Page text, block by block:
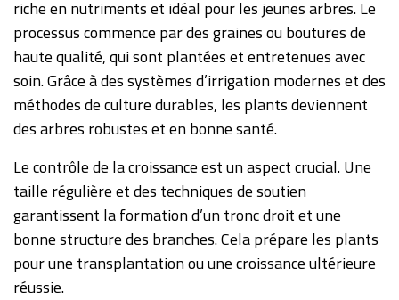
riche en nutriments et idéal pour les jeunes arbres. Le
processus commence par des graines ou boutures de
haute qualité, qui sont plantées et entretenues avec
soin. Grâce à des systèmes d’irrigation modernes et des
méthodes de culture durables, les plants deviennent
des arbres robustes et en bonne santé.
Le contrôle de la croissance est un aspect crucial. Une
taille régulière et des techniques de soutien
garantissent la formation d’un tronc droit et une
bonne structure des branches. Cela prépare les plants
pour une transplantation ou une croissance ultérieure
réussie.